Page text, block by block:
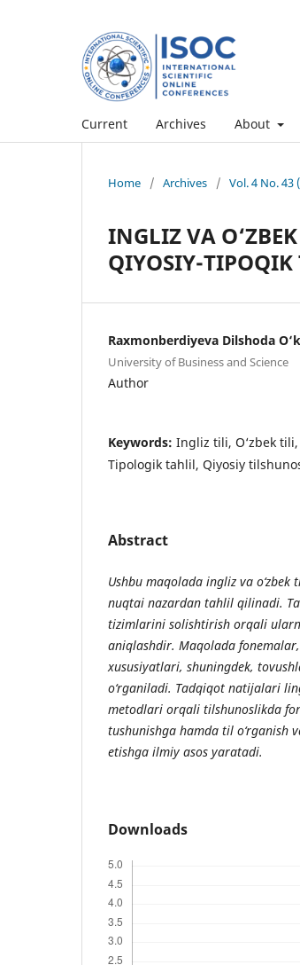
Current Archives About
Home / Archives / Vol. 4 No. 43
INGLIZ VA
QIYOSIY-
Raxmonberdiyeva Dilshoda
University of Business and Science
Author
Keywords: Ingliz tili, O‘zbek
Tipologik tahlil, Qiyosiy
Abstract
Ushbu maqolada ingliz va
nuqtai nazardan tahlil qilinadi.
tizimlarini solishtirish orqali
aniqlashdir. Maqolada
xususiyatlari, shuningdek,
o‘rganiladi. Tadqiqot natijalari
metodlari orqali tilshunoslikda
tushunishga hamda til
etishga ilmiy asos yaratadi.
Downloads